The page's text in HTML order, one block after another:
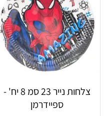
צלחות נייר 23 סמ 8 יח' -
ספיידרמן